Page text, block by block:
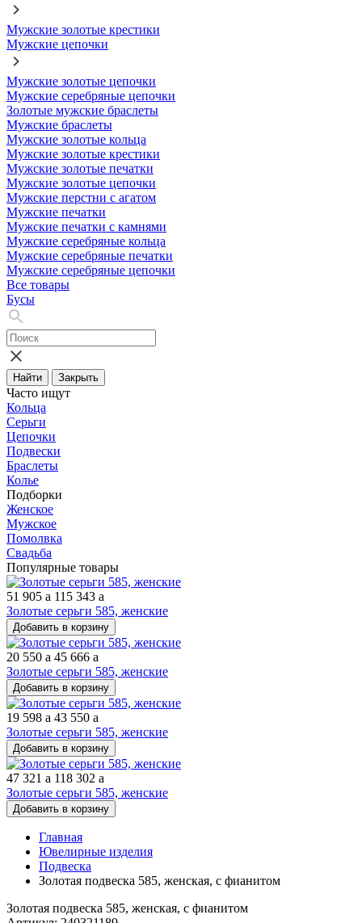
Мужские золотые крестики
Мужские цепочки
Мужские золотые цепочки
Мужские серебряные цепочки
Золотые мужские браслеты
Мужские браслеты
Мужские золотые кольца
Мужские золотые крестики
Мужские золотые печатки
Мужские золотые цепочки
Мужские перстни с агатом
Мужские печатки
Мужские печатки с камнями
Мужские серебряные кольца
Мужские серебряные печатки
Мужские серебряные цепочки
Все товары
Бусы
Найти Закрыть
Часто ищут
Кольца
Серьги
Цепочки
Подвески
Браслеты
Колье
Подборки
Женское
Мужское
Помолвка
Свадьба
Популярные товары
51 905 a 115 343 a
Золотые серьги 585, женские
Добавить в корзину
20 550 a 45 666 a
Золотые серьги 585, женские
Добавить в корзину
19 598 a 43 550 a
Золотые серьги 585, женские
Добавить в корзину
47 321 a 118 302 a
Золотые серьги 585, женские
Добавить в корзину
Главная
Ювелирные изделия
Подвеска
Золотая подвеска 585, женская, с фианитом
Золотая подвеска 585, женская, с фианитом